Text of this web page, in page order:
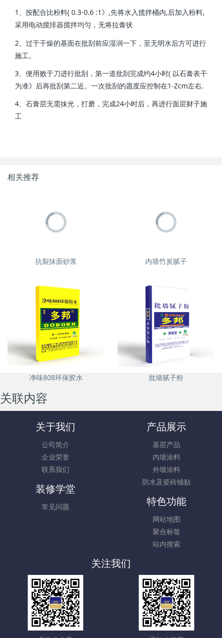
1、按配合比粉料( 0.3-0.6 :1》,先将水入揽拌桶内,后加入粉料,
采用电动搅排器搅拌均匀，无将拉膏状
2、过于干燥的基面在批刮前应湿润一下，至无明水后方可进行
施工。
3、便用败于刀进行批刮，第一道批刮完成约4小时( 以石膏表干
为准》后再批刮第二近。一次批刮的愿度应控制在1-Zcm左右.
4、石膏层无需抹光，打磨，完成24小时后，再进行面层财子施
工
相关推荐
抗裂抹面砂浆 内墙竹炭腻子
净味808环保胶水 批墙腻子粉
关联内容
关于我们
公司简介
企业荣誉
联系我们
产品展示
基层产品
内墙涂料
外墙涂料
防水及瓷砖铺贴
装修学堂
常见问题 特色功能
网站地图
聚合标签
站内搜索
关注我们